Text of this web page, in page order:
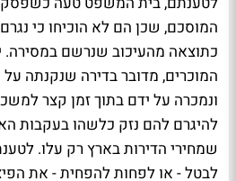
המוסכם, שכן הם לא הוכיחו כי
כתוצאה מהעיכוב שנרשם במסירה.
המוכרים, מדובר בדירה שנקנתה
ונמכרה על ידם בתוך זמן קצר
להיגרם להם נזק כלשהו בעקבות
שמחירי הדירות בארץ רק עלו.
לבטל - או לפחות להפחית - את